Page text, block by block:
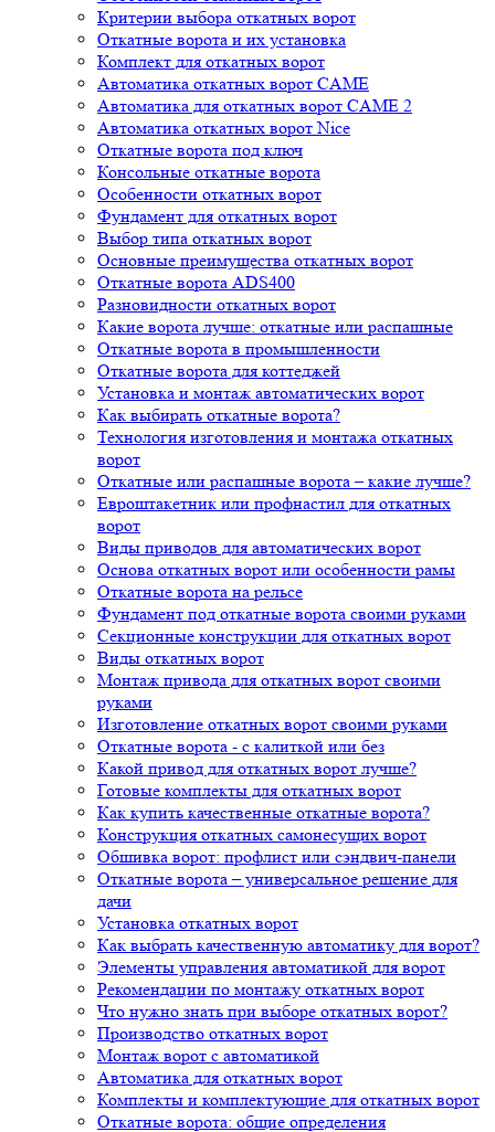
Критерии выбора откатных ворот
Откатные ворота и их установка
Комплект для откатных ворот
Автоматика откатных ворот CAME
Автоматика для откатных ворот CAME 2
Автоматика откатных ворот Nice
Откатные ворота под ключ
Консольные откатные ворота
Особенности откатных ворот
Фундамент для откатных ворот
Выбор типа откатных ворот
Основные преимущества откатных ворот
Откатные ворота ADS400
Разновидности откатных ворот
Какие ворота лучше: откатные или распашные
Откатные ворота в промышленности
Откатные ворота для коттеджей
Установка и монтаж автоматических ворот
Как выбирать откатные ворота?
Технология изготовления и монтажа откатных
ворот
Откатные или распашные ворота – какие лучше?
Евроштакетник или профнастил для откатных
ворот
Виды приводов для автоматических ворот
Основа откатных ворот или особенности рамы
Откатные ворота на рельсе
Фундамент под откатные ворота своими руками
Секционные конструкции для откатных ворот
Виды откатных ворот
Монтаж привода для откатных ворот своими
руками
Изготовление откатных ворот своими руками
Откатные ворота - с калиткой или без
Какой привод для откатных ворот лучше?
Готовые комплекты для откатных ворот
Как купить качественные откатные ворота?
Конструкция откатных самонесущих ворот
Обшивка ворот: профлист или сэндвич-панели
Откатные ворота – универсальное решение для
дачи
Установка откатных ворот
Как выбрать качественную автоматику для ворот?
Элементы управления автоматикой для ворот
Рекомендации по монтажу откатных ворот
Что нужно знать при выборе откатных ворот?
Производство откатных ворот
Монтаж ворот с автоматикой
Автоматика для откатных ворот
Комплекты и комплектующие для откатных ворот
Откатные ворота: общие определения